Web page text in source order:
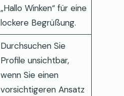
„Hallo Winken“ für eine
lockere Begrüßung.
Durchsuchen Sie
Profile unsichtbar,
wenn Sie einen
vorsichtigeren Ansatz